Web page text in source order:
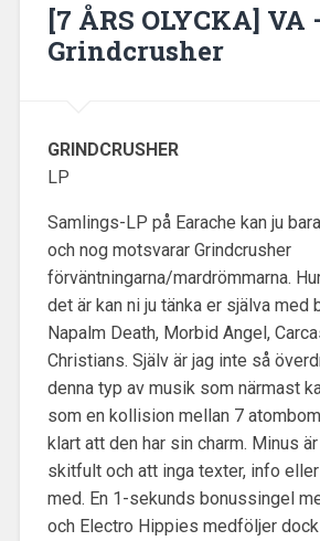
[7 ÅRS OLYCKA] VA
Grindcrusher
GRINDCRUSHER
LP
Samlings-LP på Earache kan ju
och nog motsvarar Grindcrusher
förväntningarna/mardrömmarna.
det är kan ni ju tänka er själva med
Napalm Death, Morbid Angel,
Christians. Själv är jag inte så
denna typ av musik som närmast
som en kollision mellan 7
klart att den har sin charm. Minus
skitfult och att inga texter, info
med. En 1-sekunds bonussingel
och Electro Hippies medföljer